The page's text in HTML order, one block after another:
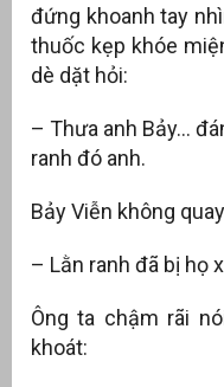
đứng khoanh tay
thuốc kẹp khóe
dè dặt hỏi:
– Thưa anh Bảy…
ranh đó anh.
Bảy Viễn không
– Lằn ranh đã bị họ
Ông ta chậm rãi
khoát: